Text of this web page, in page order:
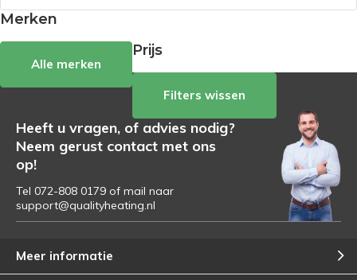
Merken
Alle merken
Prijs
Filters wissen
Heeft u vragen, of advies nodig?
Neem gerust contact met ons
op!
Tel 072-808 0179 of mail naar
support@qualityheating.nl
Meer informatie